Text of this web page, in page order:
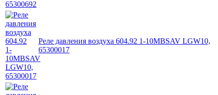
Реле давления воздуха 604.92 1-10MBSAV LGW10,
65300017